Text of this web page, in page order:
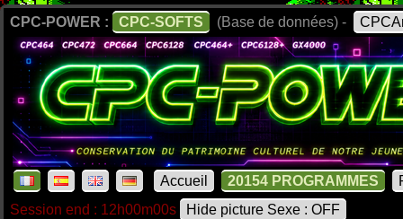
CPC-POWER : CPC-SOFTS (Base de données) -
Accueil 20154 PROGRAMMES
Session end : 12h00m00s
Hide picture Sexe : OFF